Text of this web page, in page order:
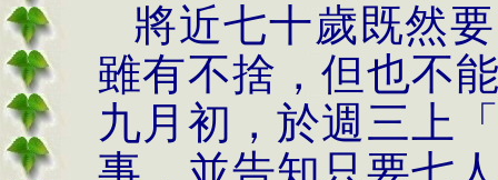
將近七十歲既然
雖有不捨，但也不
九月初，於週三上